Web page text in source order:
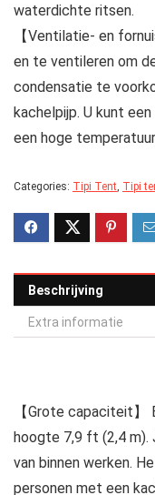
waterdichte ritsen.
【Ventilatie- en
en te ventileren om
condensatie te
kachelpijp. U kunt
een hoge
Categories: Tipi Tent Tipi
Beschrijving
Extra informatie
【Grote capaciteit
hoogte 7,9 ft (2,4
van binnen werken.
personen met een